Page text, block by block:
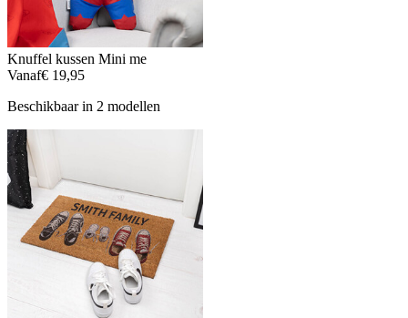
Knuffel kussen Mini me
Vanaf€ 19,95
Beschikbaar in 2 modellen